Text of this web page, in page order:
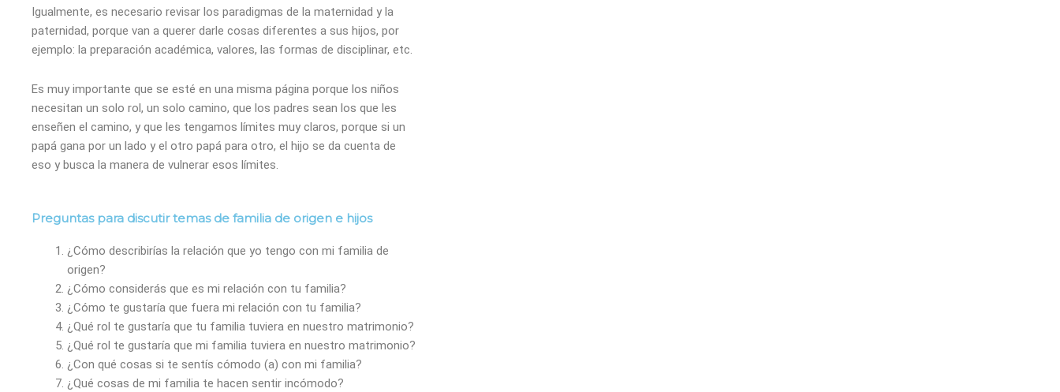
Igualmente, es necesario revisar los paradigmas de la maternidad y la
paternidad, porque van a querer darle cosas diferentes a sus hijos, por
ejemplo: la preparación académica, valores, las formas de disciplinar, etc.
Es muy importante que se esté en una misma página porque los niños
necesitan un solo rol, un solo camino, que los padres sean los que les
enseñen el camino, y que les tengamos límites muy claros, porque si un
papá gana por un lado y el otro papá para otro, el hijo se da cuenta de
eso y busca la manera de vulnerar esos límites.
Preguntas para discutir temas de familia de origen e hijos
¿Cómo describirías la relación que yo tengo con mi familia de
origen?
¿Cómo considerás que es mi relación con tu familia?
¿Cómo te gustaría que fuera mi relación con tu familia?
¿Qué rol te gustaría que tu familia tuviera en nuestro matrimonio?
¿Qué rol te gustaría que mi familia tuviera en nuestro matrimonio?
¿Con qué cosas si te sentís cómodo (a) con mi familia?
¿Qué cosas de mi familia te hacen sentir incómodo?